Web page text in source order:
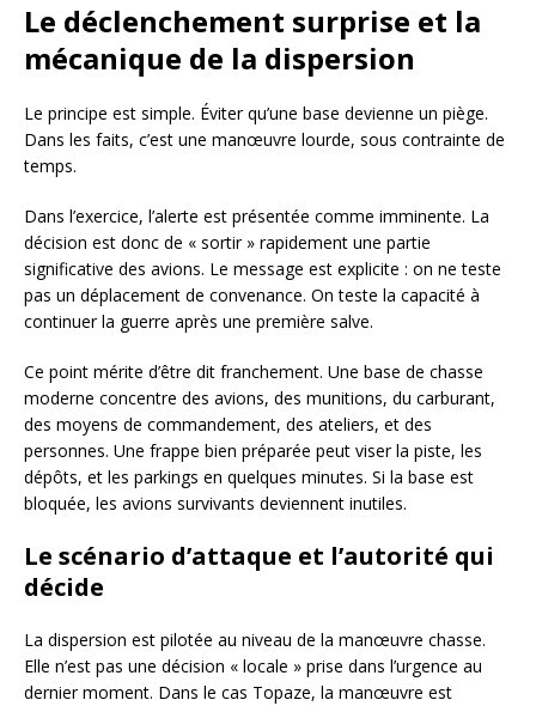
Le déclenchement surprise et la
mécanique de la dispersion
Le principe est simple. Éviter qu’une base devienne un piège.
Dans les faits, c’est une manœuvre lourde, sous contrainte de
temps.
Dans l’exercice, l’alerte est présentée comme imminente. La
décision est donc de « sortir » rapidement une partie
significative des avions. Le message est explicite : on ne teste
pas un déplacement de convenance. On teste la capacité à
continuer la guerre après une première salve.
Ce point mérite d’être dit franchement. Une base de chasse
moderne concentre des avions, des munitions, du carburant,
des moyens de commandement, des ateliers, et des
personnes. Une frappe bien préparée peut viser la piste, les
dépôts, et les parkings en quelques minutes. Si la base est
bloquée, les avions survivants deviennent inutiles.
Le scénario d’attaque et l’autorité qui
décide
La dispersion est pilotée au niveau de la manœuvre chasse.
Elle n’est pas une décision « locale » prise dans l’urgence au
dernier moment. Dans le cas Topaze, la manœuvre est